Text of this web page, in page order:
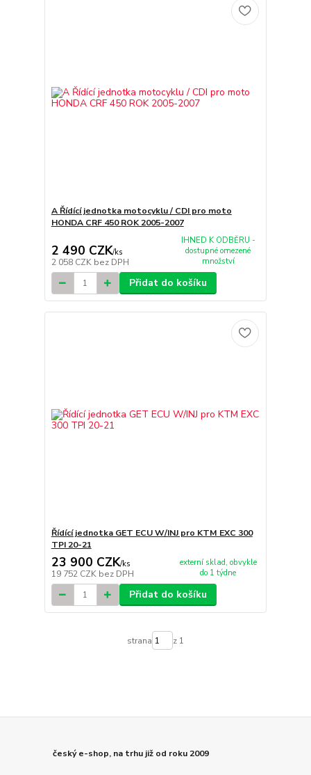
A Řídící jednotka motocyklu / CDI pro moto
HONDA CRF 450 ROK 2005-2007
2 490 CZK/ks
2 058 CZK bez DPH
IHNED K ODBĚRU -
dostupné omezené
množství
Přidat do košíku
Řídící jednotka GET ECU W/INJ pro KTM EXC 300
TPI 20-21
23 900 CZK/ks
19 752 CZK bez DPH
externí sklad, obvykle
do 1 týdne
Přidat do košíku
strana z 1
český e-shop, na trhu již od roku 2009